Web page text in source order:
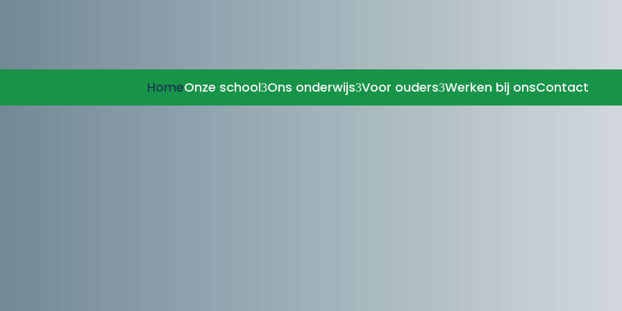
HomeOnze school3Ons onderwijs3Voor ouders3Werken bij onsContact